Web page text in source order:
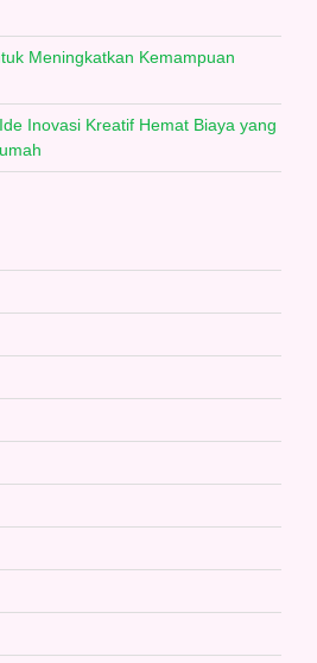
Meningkatkan Kemampuan
Inovasi Kreatif Hemat Biaya yang